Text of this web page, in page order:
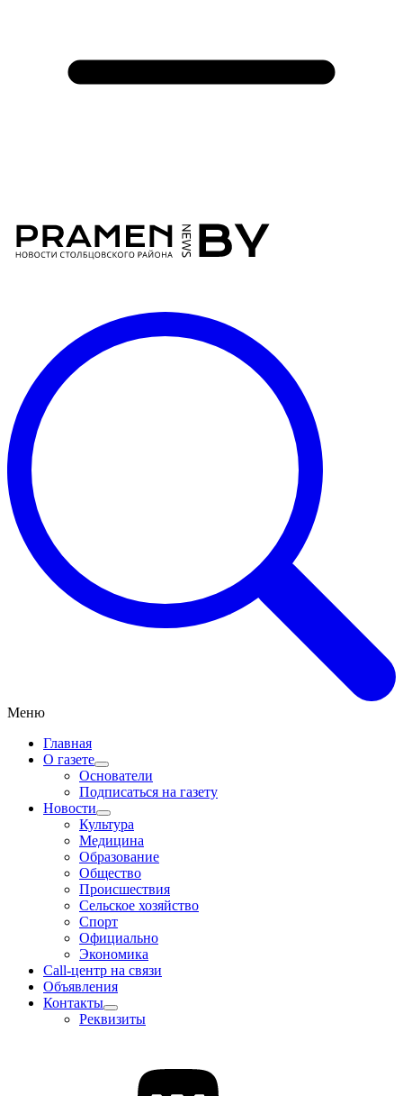
Меню
Главная
О газете
Основатели
Подписаться на газету
Новости
Культура
Медицина
Образование
Общество
Происшествия
Сельское хозяйство
Спорт
Официально
Экономика
Call-центр на связи
Объявления
Контакты
Реквизиты